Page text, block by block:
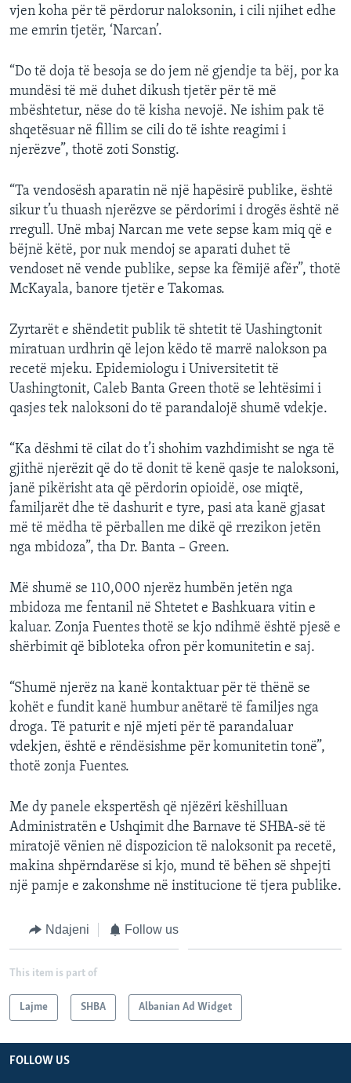
vjen koha për të përdorur naloksonin, i cili njihet edhe
me emrin tjetër, ‘Narcan’.
“Do të doja të besoja se do jem në gjendje ta bëj, por ka
mundësi të më duhet dikush tjetër për të më
mbështetur, nëse do të kisha nevojë. Ne ishim pak të
shqetësuar në fillim se cili do të ishte reagimi i
njerëzve”, thotë zoti Sonstig.
“Ta vendosësh aparatin në një hapësirë publike, është
sikur t’u thuash njerëzve se përdorimi i drogës është në
rregull. Unë mbaj Narcan me vete sepse kam miq që e
bëjnë këtë, por nuk mendoj se aparati duhet të
vendoset në vende publike, sepse ka fëmijë afër”, thotë
McKayala, banore tjetër e Takomas.
Zyrtarët e shëndetit publik të shtetit të Uashingtonit
miratuan urdhrin që lejon këdo të marrë nalokson pa
recetë mjeku. Epidemiologu i Universitetit të
Uashingtonit, Caleb Banta Green thotë se lehtësimi i
qasjes tek naloksoni do të parandalojë shumë vdekje.
“Ka dëshmi të cilat do t’i shohim vazhdimisht se nga të
gjithë njerëzit që do të donit të kenë qasje te naloksoni,
janë pikërisht ata që përdorin opioidë, ose miqtë,
familjarët dhe të dashurit e tyre, pasi ata kanë gjasat
më të mëdha të përballen me dikë që rrezikon jetën
nga mbidoza”, tha Dr. Banta – Green.
Më shumë se 110,000 njerëz humbën jetën nga
mbidoza me fentanil në Shtetet e Bashkuara vitin e
kaluar. Zonja Fuentes thotë se kjo ndihmë është pjesë e
shërbimit që bibloteka ofron për komunitetin e saj.
“Shumë njerëz na kanë kontaktuar për të thënë se
kohët e fundit kanë humbur anëtarë të familjes nga
droga. Të paturit e një mjeti për të parandaluar
vdekjen, është e rëndësishme për komunitetin tonë”,
thotë zonja Fuentes.
Me dy panele ekspertësh që njëzëri këshilluan
Administratën e Ushqimit dhe Barnave të SHBA-së të
miratojë vënien në dispozicion të naloksonit pa recetë,
makina shpërndarëse si kjo, mund të bëhen së shpejti
një pamje e zakonshme në institucione të tjera publike.
Ndajeni Follow us
This item is part of
Lajme SHBA Albanian Ad Widget
FOLLOW US